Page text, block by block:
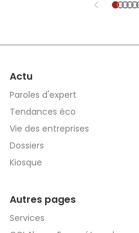
Actu
Paroles d'expert
Tendances éco
Vie des entreprises
Dossiers
Kiosque
Autres pages
Services